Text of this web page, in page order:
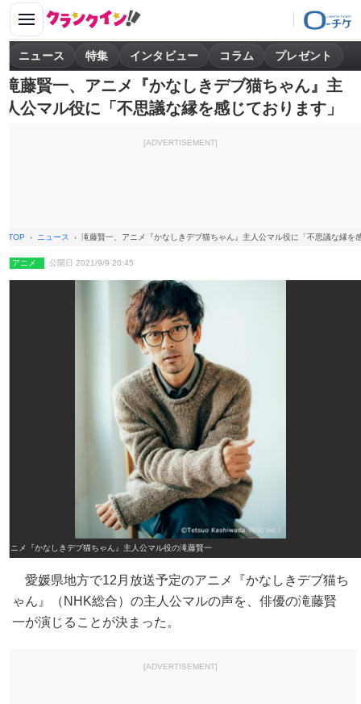
ニュース 特集 インタビュー コラム プレゼント
滝藤賢一、アニメ『かなしきデブ猫ちゃん』主
人公マル役に「不思議な縁を感じております」
[ADVERTISEMENT]
TOP ニュース 滝藤賢一、アニメ『かなしきデブ猫ちゃん』主人公マル役に「不思議な縁を
アニメ 公開日 2021/9/9 20:45
アニメ『かなしきデブ猫ちゃん』主人公マル役の滝藤賢一
愛媛県地方で12月放送予定のアニメ『かなしきデブ猫ち
ゃん』（NHK総合）の主人公マルの声を、俳優の滝藤賢
一が演じることが決まった。
[ADVERTISEMENT]